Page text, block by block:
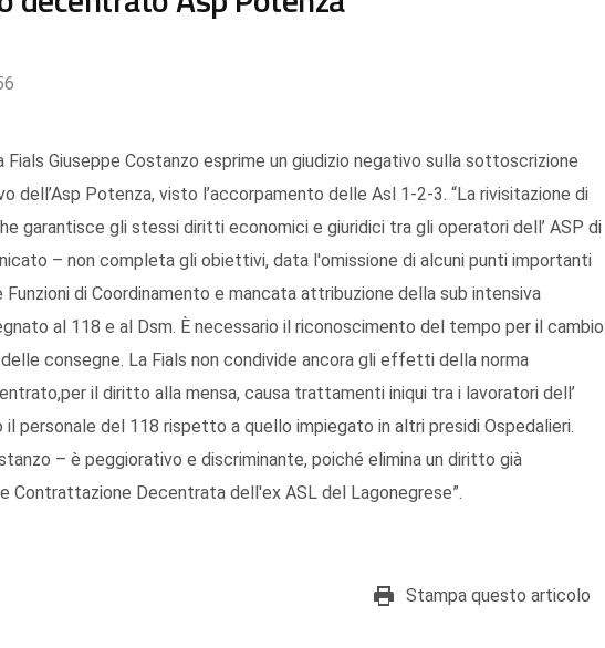
Giuseppe Costanzo esprime un giudizio negativo sulla sottoscrizione
dell’Asp Potenza, visto l’accorpamento delle Asl 1-2-3. “La rivisitazione di
garantisce gli stessi diritti economici e giuridici tra gli operatori dell’ ASP di
– non completa gli obiettivi, data l'omissione di alcuni punti importanti
di Coordinamento e mancata attribuzione della sub intensiva
al 118 e al Dsm. È necessario il riconoscimento del tempo per il cambio
consegne. La Fials non condivide ancora gli effetti della norma
il diritto alla mensa, causa trattamenti iniqui tra i lavoratori dell’
il personale del 118 rispetto a quello impiegato in altri presidi Ospedalieri.
– è peggiorativo e discriminante, poiché elimina un diritto già
Contrattazione Decentrata dell'ex ASL del Lagonegrese”.
Stampa questo articolo